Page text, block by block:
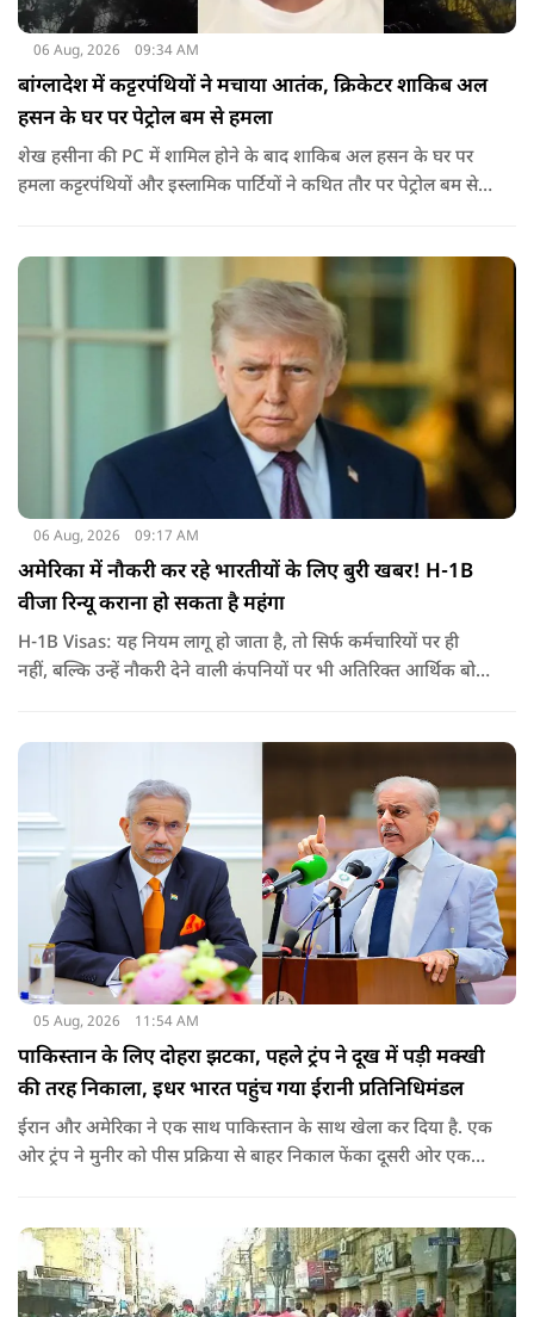
06 Aug, 2026 09:34 AM
बांग्लादेश में कट्टरपंथियों ने मचाया आतंक, क्रिकेटर शाकिब अल
हसन के घर पर पेट्रोल बम से हमला
शेख हसीना की PC में शामिल होने के बाद शाकिब अल हसन के घर पर
हमला कट्टरपंथियों और इस्लामिक पार्टियों ने कथित तौर पर पेट्रोल बम से
जरिए संबोधन दिया था.
06 Aug, 2026 09:17 AM
अमेरिका में नौकरी कर रहे भारतीयों के लिए बुरी खबर! H-1B
वीजा रिन्यू कराना हो सकता है महंगा
H-1B Visas: यह नियम लागू हो जाता है, तो सिर्फ कर्मचारियों पर ही
नहीं, बल्कि उन्हें नौकरी देने वाली कंपनियों पर भी अतिरिक्त आर्थिक बोझ
वीजा का समय-समय पर नवीनीकरण कराते हैं.
05 Aug, 2026 11:54 AM
पाकिस्तान के लिए दोहरा झटका, पहले ट्रंप ने दूख में पड़ी मक्खी
की तरह निकाला, इधर भारत पहुंच गया ईरानी प्रतिनिधिमंडल
ईरान और अमेरिका ने एक साथ पाकिस्तान के साथ खेला कर दिया है. एक
ओर ट्रंप ने मुनीर को पीस प्रक्रिया से बाहर निकाल फेंका दूसरी ओर एक